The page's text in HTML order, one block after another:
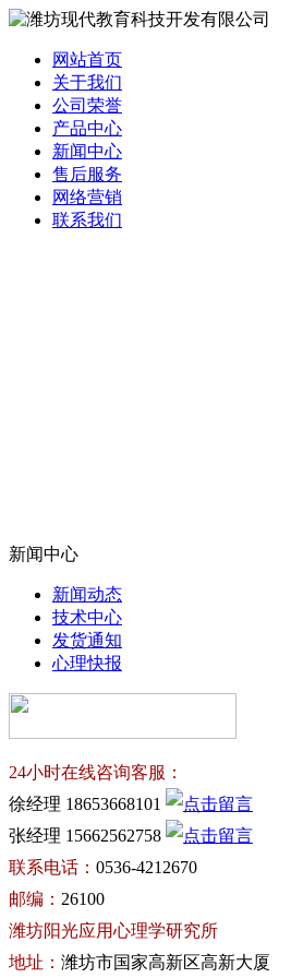
网站首页
关于我们
公司荣誉
产品中心
新闻中心
售后服务
网络营销
联系我们
新闻中心
新闻动态
技术中心
发货通知
心理快报
24小时在线咨询客服：
徐经理 18653668101
张经理 15662562758
联系电话： 0536-4212670
邮编： 26100
潍坊阳光应用心理学研究所
地址： 潍坊市国家高新区高新大厦